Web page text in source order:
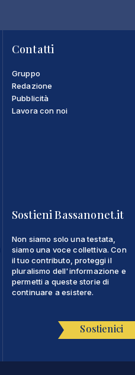
Contatti
Gruppo
Redazione
Pubblicità
Lavora con noi
Sostieni Bassanonet.it
Non siamo solo una testata,
siamo una voce collettiva. Con
il tuo contributo, proteggi il
pluralismo dell'informazione e
permetti a queste storie di
continuare a esistere.
Sostienici